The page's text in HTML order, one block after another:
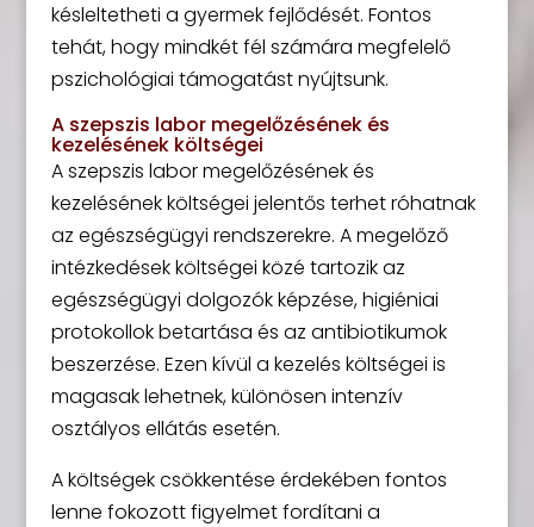
késleltetheti a gyermek fejlődését. Fontos
tehát, hogy mindkét fél számára megfelelő
pszichológiai támogatást nyújtsunk.
A szepszis labor megelőzésének és
kezelésének költségei
A szepszis labor megelőzésének és
kezelésének költségei jelentős terhet róhatnak
az egészségügyi rendszerekre. A megelőző
intézkedések költségei közé tartozik az
egészségügyi dolgozók képzése, higiéniai
protokollok betartása és az antibiotikumok
beszerzése. Ezen kívül a kezelés költségei is
magasak lehetnek, különösen intenzív
osztályos ellátás esetén.
A költségek csökkentése érdekében fontos
lenne fokozott figyelmet fordítani a